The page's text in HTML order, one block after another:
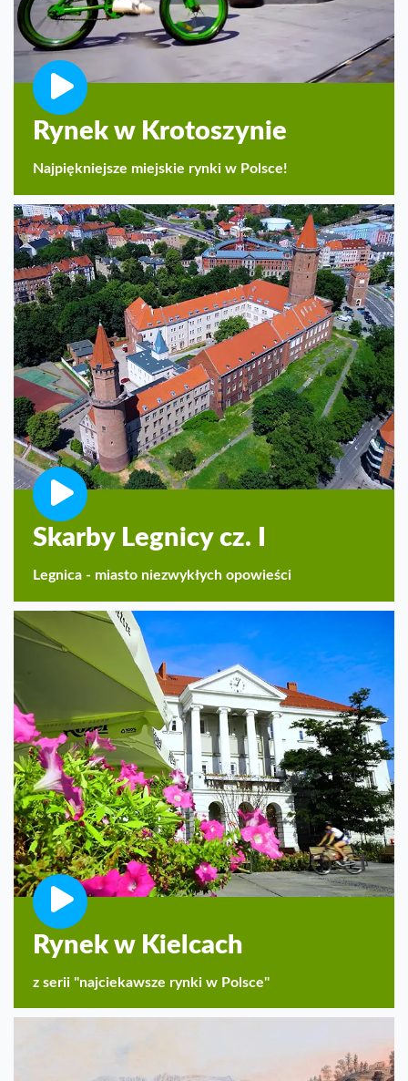
Rynek w Krotoszynie
Najpiękniejsze miejskie rynki w Polsce!
Skarby Legnicy cz. I
Legnica - miasto niezwykłych opowieści
Rynek w Kielcach
z serii "najciekawsze rynki w Polsce"